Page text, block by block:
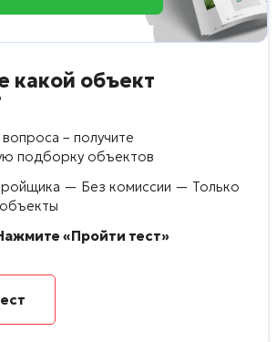
какой объект
– получите
подборку объектов
— Без комиссии — Только
«Пройти тест»